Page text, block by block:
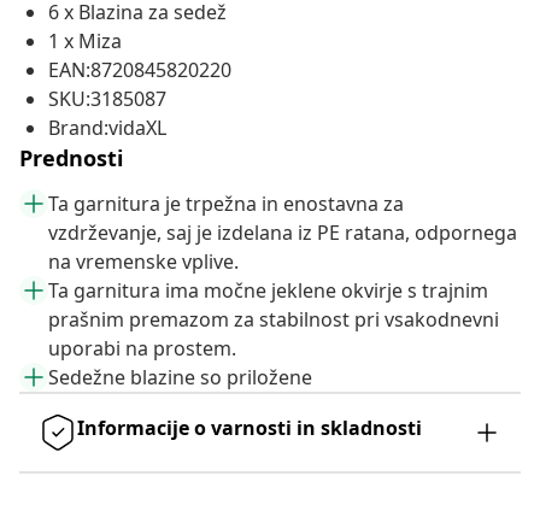
6 x Blazina za sedež
1 x Miza
EAN:8720845820220
SKU:3185087
Brand:vidaXL
Prednosti
Ta garnitura je trpežna in enostavna za
vzdrževanje, saj je izdelana iz PE ratana, odpornega
na vremenske vplive.
Ta garnitura ima močne jeklene okvirje s trajnim
prašnim premazom za stabilnost pri vsakodnevni
uporabi na prostem.
Sedežne blazine so priložene
Informacije o varnosti in skladnosti